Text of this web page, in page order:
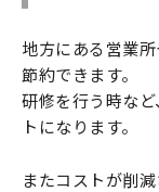
地方にある営業
節約できます。
研修を行う時な
トになります。
またコストが削